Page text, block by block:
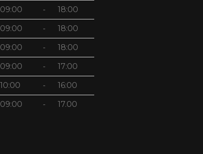
09:00 - 18:00
09:00 - 18:00
09:00 - 18:00
09:00 - 17:00
10:00 - 16:00
09:00 - 17.00